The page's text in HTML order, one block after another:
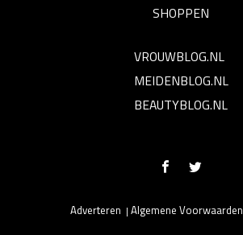
SHOPPEN
VROUWBLOG.NL
MEIDENBLOG.NL
BEAUTYBLOG.NL
Adverteren Algemene Voorwaarden